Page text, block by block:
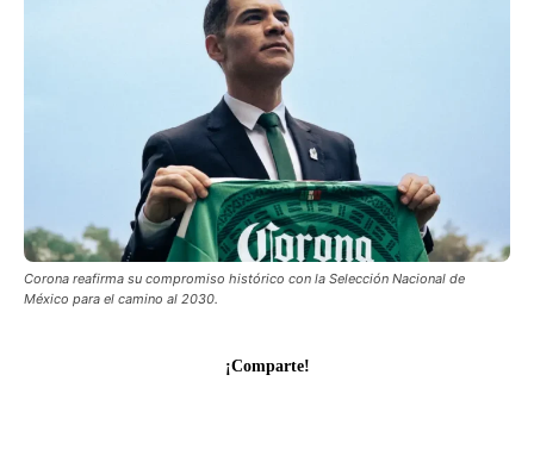
Corona reafirma su compromiso histórico con la Selección Nacional de
México para el camino al 2030.
¡Comparte!